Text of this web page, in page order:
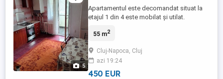
5
Apartamentul este decomandat situat la
etajul 1 din 4 este mobilat și utilat.
55 m2
Cluj-Napoca, Cluj
azi 19:24
450 EUR